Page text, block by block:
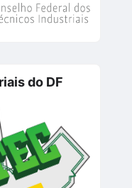
do DF